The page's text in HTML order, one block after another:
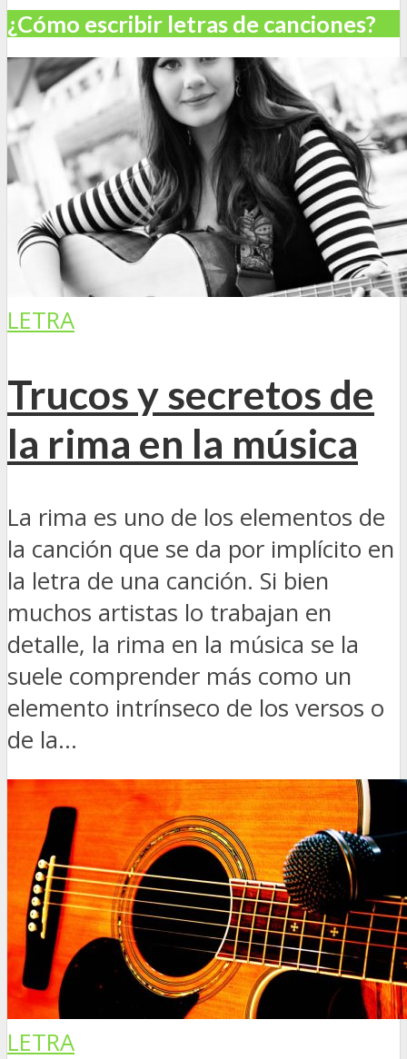
¿Cómo escribir letras de canciones?
LETRA
Trucos y secretos de
la rima en la música
La rima es uno de los elementos de
la canción que se da por implícito en
la letra de una canción. Si bien
muchos artistas lo trabajan en
detalle, la rima en la música se la
suele comprender más como un
elemento intrínseco de los versos o
de la...
LETRA